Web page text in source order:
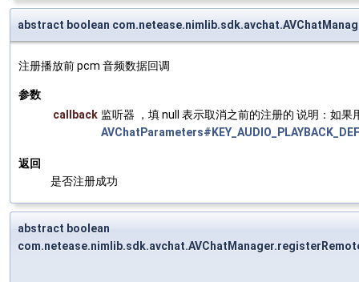
abstract boolean
注册播放前 pcm 音频数据回调
参数
callback 监听器 ，填 null 表示取消之前的注册的 说明：如
返回
是否注册成功
abstract boolean